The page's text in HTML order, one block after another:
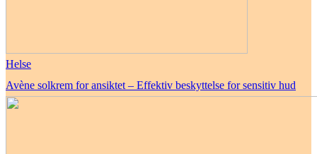
Helse
Avène solkrem for ansiktet – Effektiv beskyttelse for sensitiv hud